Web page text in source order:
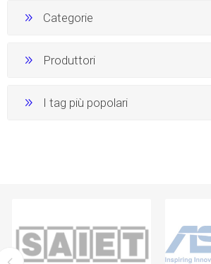
Categorie
Produttori
I tag più popolari